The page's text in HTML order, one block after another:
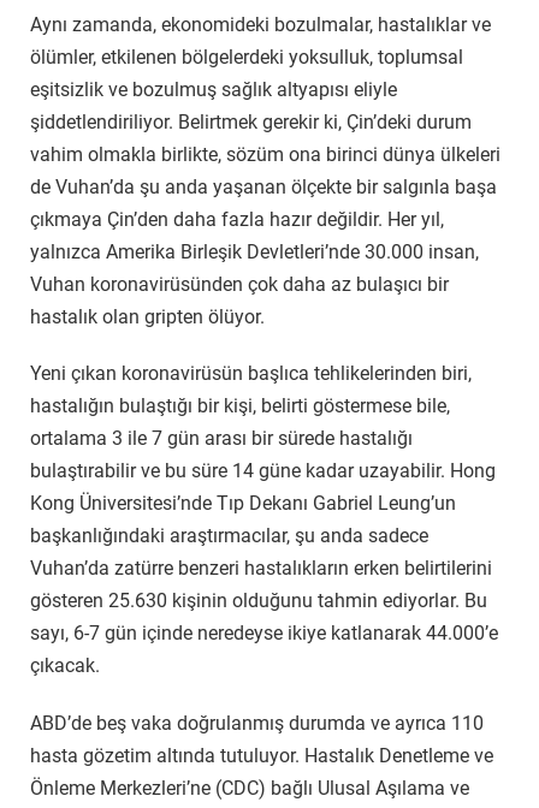
Aynı zamanda, ekonomideki bozulmalar, hastalıklar ve
ölümler, etkilenen bölgelerdeki yoksulluk, toplumsal
eşitsizlik ve bozulmuş sağlık altyapısı eliyle
şiddetlendiriliyor. Belirtmek gerekir ki, Çin’deki durum
vahim olmakla birlikte, sözüm ona birinci dünya ülkeleri
de Vuhan’da şu anda yaşanan ölçekte bir salgınla başa
çıkmaya Çin’den daha fazla hazır değildir. Her yıl,
yalnızca Amerika Birleşik Devletleri’nde 30.000 insan,
Vuhan koronavirüsünden çok daha az bulaşıcı bir
hastalık olan gripten ölüyor.
Yeni çıkan koronavirüsün başlıca tehlikelerinden biri,
hastalığın bulaştığı bir kişi, belirti göstermese bile,
ortalama 3 ile 7 gün arası bir sürede hastalığı
bulaştırabilir ve bu süre 14 güne kadar uzayabilir. Hong
Kong Üniversitesi’nde Tıp Dekanı Gabriel Leung’un
başkanlığındaki araştırmacılar, şu anda sadece
Vuhan’da zatürre benzeri hastalıkların erken belirtilerini
gösteren 25.630 kişinin olduğunu tahmin ediyorlar. Bu
sayı, 6-7 gün içinde neredeyse ikiye katlanarak 44.000’e
çıkacak.
ABD’de beş vaka doğrulanmış durumda ve ayrıca 110
hasta gözetim altında tutuluyor. Hastalık Denetleme ve
Önleme Merkezleri’ne (CDC) bağlı Ulusal Aşılama ve